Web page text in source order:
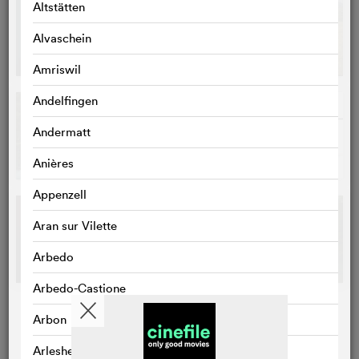
Altstätten
Alvaschein
Amriswil
Andelfingen
Andermatt
Anières
Appenzell
Aran sur Vilette
Arbedo
Arbedo-Castione
Arbon
Arlesheim